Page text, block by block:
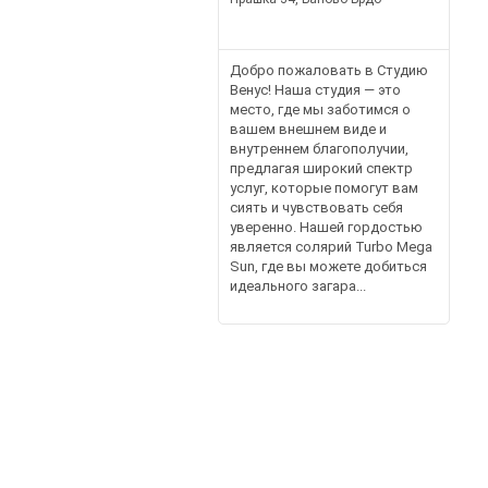
Добро пожаловать в Студию
Венус! Наша студия — это
место, где мы заботимся о
вашем внешнем виде и
внутреннем благополучии,
предлагая широкий спектр
услуг, которые помогут вам
сиять и чувствовать себя
уверенно. Нашей гордостью
является солярий Turbo Mega
Sun, где вы можете добиться
идеального загара...